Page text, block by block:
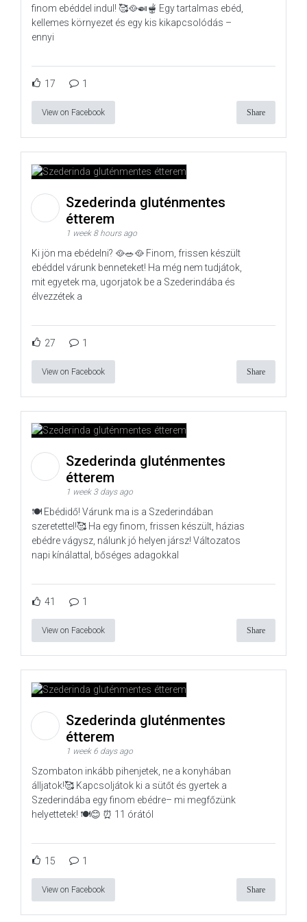
finom ebéddel indul! 🥰🥘🍛🫕 Egy tartalmas ebéd,
kellemes környezet és egy kis kikapcsolódás –
ennyi
17 1
View on Facebook Share
Szederinda gluténmentes
étterem
1 week 8 hours ago
Ki jön ma ebédelni? 🥘🥗🥘 Finom, frissen készült
ebéddel várunk benneteket! Ha még nem tudjátok,
mit egyetek ma, ugorjatok be a Szederindába és
élvezzétek a
27 1
View on Facebook Share
Szederinda gluténmentes
étterem
1 week 3 days ago
🍽️ Ebédidő! Várunk ma is a Szederindában
szeretettel!🥰 Ha egy finom, frissen készült, házias
ebédre vágysz, nálunk jó helyen jársz! Változatos
napi kínálattal, bőséges adagokkal
41 1
View on Facebook Share
Szederinda gluténmentes
étterem
1 week 6 days ago
Szombaton inkább pihenjetek, ne a konyhában
álljatok!🥰 Kapcsoljátok ki a sütőt és gyertek a
Szederindába egy finom ebédre– mi megfőzünk
helyettetek! 🍽️😊 ⏰ 11 órától
15 1
View on Facebook Share